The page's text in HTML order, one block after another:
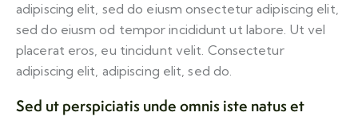
adipiscing elit, sed do eiusm onsectetur adipiscing elit,
sed do eiusm od tempor incididunt ut labore. Ut vel
placerat eros, eu tincidunt velit. Consectetur
adipiscing elit, adipiscing elit, sed do.
Sed ut perspiciatis unde omnis iste natus et